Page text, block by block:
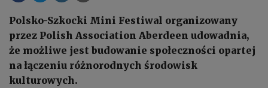
Polsko-Szkocki Mini Festiwal organizowany
przez Polish Association Aberdeen udowadnia,
że możliwe jest budowanie społeczności opartej
na łączeniu różnorodnych środowisk
kulturowych.